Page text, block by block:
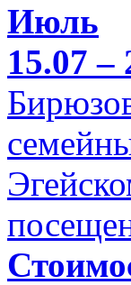
Июль
15.07 –